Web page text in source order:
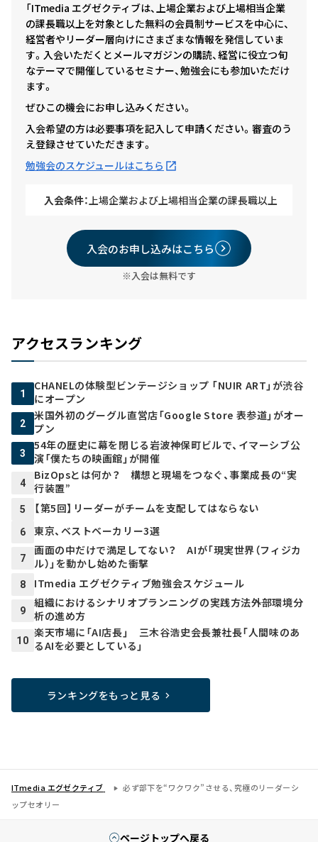
「ITmedia エグゼクティブは、上場企業および上場相当企業
の課長職以上を対象とした無料の会員制サービスを中心に、
経営者やリーダー層向けにさまざまな情報を発信していま
す。入会いただくとメールマガジンの購読、経営に役立つ旬
なテーマで開催しているセミナー、勉強会にも参加いただけ
ます。
ぜひこの機会にお申し込みください。
入会希望の方は必要事項を記入して申請ください。審査のう
え登録させていただきます。
勉強会のスケジュールはこちら
入会条件：上場企業および上場相当企業の課長職以上
入会のお申し込みはこちら
※入会は無料です
アクセスランキング
1
CHANELの体験型ビンテージショップ 「NUIR ART」が渋谷
にオープン
2
米国外初のグーグル直営店「Google Store 表参道」がオー
プン
3
54年の歴史に幕を閉じる岩波神保町ビルで、イマーシブ公
演「僕たちの映画館」が開催
4
BizOpsとは何か？ 構想と現場をつなぐ、事業成長の“実
行装置”
5 【第5回】リーダーがチームを支配してはならない
6 東京、ベストベーカリー3選
7
画面の中だけで満足してない？ AIが「現実世界（フィジカ
ル）」を動かし始めた衝撃
8 ITmedia エグゼクティブ勉強会スケジュール
9
組織におけるシナリオプランニングの実践方法――外部環境分
析の進め方
10
楽天市場に「AI店長」 三木谷浩史会長兼社長「人間味のあ
るAIを必要としている」
ランキングをもっと見る
ITmedia エグゼクティブ
必ず部下を“ワクワク”させる、究極のリーダーシ
ップセオリー
ページトップへ戻る